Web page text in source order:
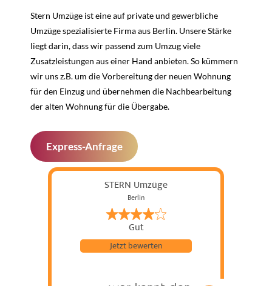
Stern Umzüge ist eine auf private und gewerbliche
Umzüge spezialisierte Firma aus Berlin. Unsere Stärke
liegt darin, dass wir passend zum Umzug viele
Zusatzleistungen aus einer Hand anbieten. So kümmern
wir uns z.B. um die Vorbereitung der neuen Wohnung
für den Einzug und übernehmen die Nachbearbeitung
der alten Wohnung für die Übergabe.
Express-Anfrage
STERN Umzüge
Berlin
Gut
Jetzt bewerten